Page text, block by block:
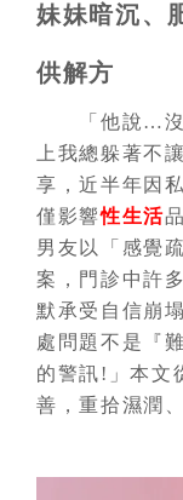
妹妹暗沉、
供解方
「他說…沒
上我總躲著不
享，近半年因
僅影響性生活
男友以「感覺
案，門診中許
默承受自信崩
處問題不是『
的警訊!」本文
善，重拾濕潤